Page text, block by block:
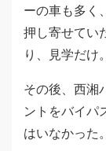
ーの車も多く
押し寄せてい
り、見学だけ。
その後、西湘
ントをバイパ
はいなかった。